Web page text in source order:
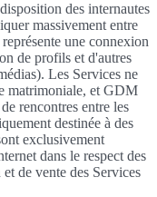
des internautes
massivement entre
une connexion
de profils et d'autres
Les Services ne
matrimoniale, et GDM
rencontres entre les
destinée à des
exclusivement
dans le respect des
de vente des Services